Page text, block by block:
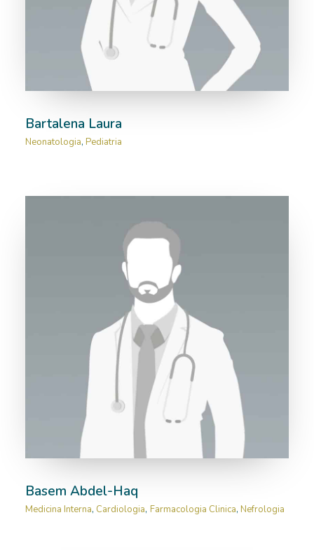
Bartalena Laura
Neonatologia, Pediatria
Basem Abdel-Haq
Medicina Interna, Cardiologia, Farmacologia Clinica, Nefrologia